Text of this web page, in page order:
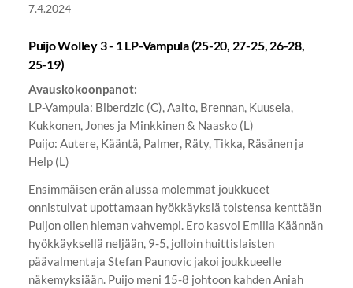
7.4.2024
Puijo Wolley 3 - 1 LP-Vampula (25-20, 27-25, 26-28,
25-19)
Avauskokoonpanot:
LP-Vampula: Biberdzic (C), Aalto, Brennan, Kuusela,
Kukkonen, Jones ja Minkkinen & Naasko (L)
Puijo: Autere, Kääntä, Palmer, Räty, Tikka, Räsänen ja
Help (L)
Ensimmäisen erän alussa molemmat joukkueet
onnistuivat upottamaan hyökkäyksiä toistensa kenttään
Puijon ollen hieman vahvempi. Ero kasvoi Emilia Käännän
hyökkäyksellä neljään, 9-5, jolloin huittislaisten
päävalmentaja Stefan Paunovic jakoi joukkueelle
näkemyksiään. Puijo meni 15-8 johtoon kahden Aniah